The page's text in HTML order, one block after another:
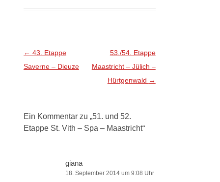
Beitragsnavigation
← 43. Etappe
Saverne – Dieuze
53./54. Etappe
Maastricht – Jülich –
Hürtgenwald →
Ein Kommentar zu „51. und 52.
Etappe St. Vith – Spa – Maastricht“
giana
18. September 2014 um 9:08 Uhr